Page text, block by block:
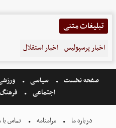
تبلیغات متنی
اخبار پرسپولیس اخبار استقلال
صفحه نخست سیاسی
اجتماعی
درباره ما مرامنامه تماس با